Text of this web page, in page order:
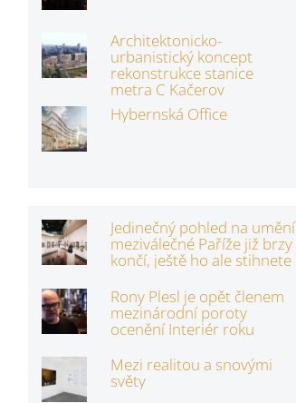
Architektonicko-
urbanistický koncept
rekonstrukce stanice
metra C Kačerov
Hybernská Office
Jedinečný pohled na umění
meziválečné Paříže již brzy
končí, ještě ho ale stihnete
Rony Plesl je opět členem
mezinárodní poroty
ocenění Interiér roku
Mezi realitou a snovými
světy